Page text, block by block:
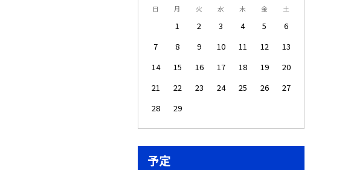
日 月 火 水 木 金 土
1 2 3 4 5
6
7
8 9 10 11 12
13
14
15 16 17 18 19
20
21
22 23 24 25 26
27
28
29
予定